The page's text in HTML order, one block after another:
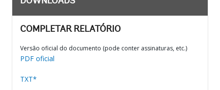
COMPLETAR RELATÓRIO
Versão oficial do documento (pode conter assinaturas, etc.)
PDF oficial
TXT*